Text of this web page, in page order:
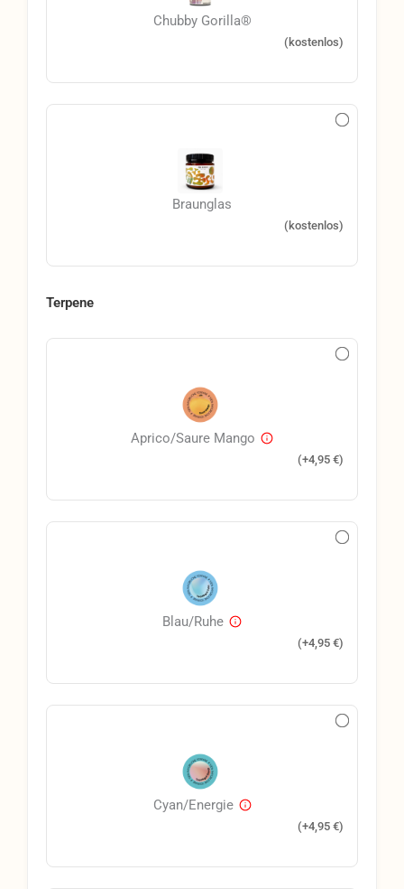
Chubby Gorilla®
(kostenlos)
Braunglas
(kostenlos)
Terpene
Aprico/Saure Mango
(+4,95 €)
Blau/Ruhe
(+4,95 €)
Cyan/Energie
(+4,95 €)